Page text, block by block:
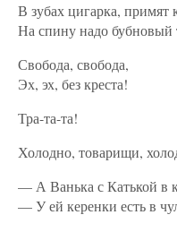
В зубах цигарка, примят
На спину надо бубновый
Свобода, свобода,
Эх, эх, без креста!
Тра-та-та!
Холодно, товарищи,
— А Ванька с Катькой в
— У ей керенки есть в